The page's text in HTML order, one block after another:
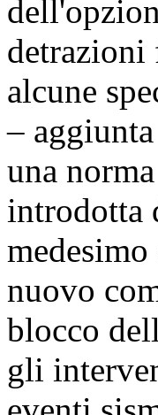
detrazioni
alcune
–
una
introdotta
nuovo
blocco
gli